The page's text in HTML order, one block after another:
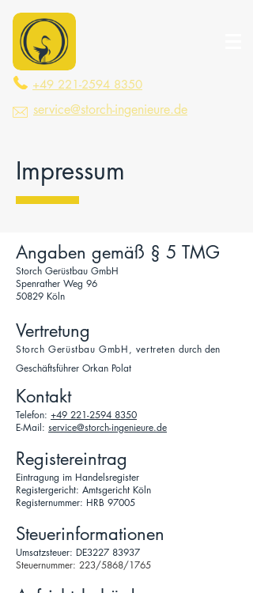
+49 221-2594 8350
service@storch-ingenieure.de
Impressum
Angaben gemäß § 5 TMG
Storch Gerüstbau GmbH
Spenrather Weg 96
50829 Köln
Vertretung
Storch Gerüstbau GmbH, vertreten durch den
Geschäftsführer Orkan Polat
Kontakt
Telefon: +49 221-2594 8350
E-Mail: service@storch-ingenieure.de
Registereintrag
Eintragung im Handelsregister
Registergericht: Amtsgericht Köln
Registernummer: HRB 97005
Steuerinformationen
Umsatzsteuer: DE3227 83937
Steuernummer: 223/5868/1765